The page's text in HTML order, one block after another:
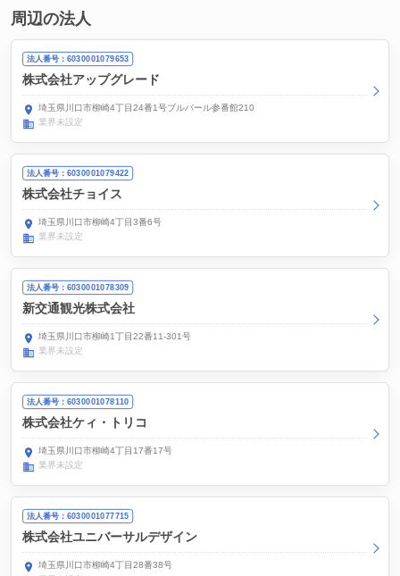
周辺の法人
法人番号：6030001079653
株式会社アップグレード
埼玉県川口市柳崎4丁目24番1号ブルバール参番館210
業界未設定
法人番号：6030001079422
株式会社チョイス
埼玉県川口市柳崎4丁目3番6号
業界未設定
法人番号：6030001078309
新交通観光株式会社
埼玉県川口市柳崎1丁目22番11-301号
業界未設定
法人番号：6030001078110
株式会社ケィ・トリコ
埼玉県川口市柳崎4丁目17番17号
業界未設定
法人番号：6030001077715
株式会社ユニバーサルデザイン
埼玉県川口市柳崎4丁目28番38号